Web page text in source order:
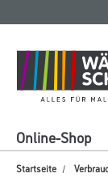
springen
springen
Online-Shop
Startseite